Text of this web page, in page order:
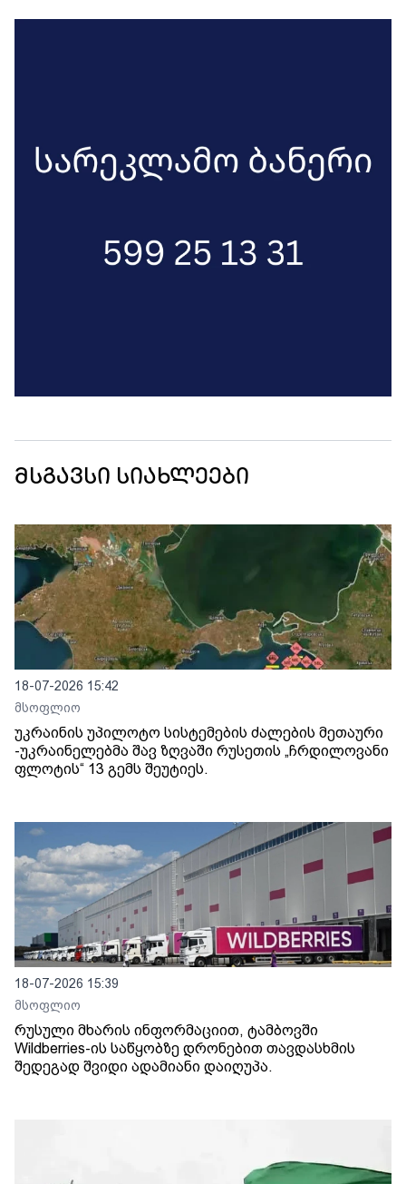
მსგავსი სიახლეები
18-07-2026 15:42
მსოფლიო
უკრაინის უპილოტო სისტემების ძალების მეთაური
-უკრაინელებმა შავ ზღვაში რუსეთის „ჩრდილოვანი
ფლოტის“ 13 გემს შეუტიეს.
18-07-2026 15:39
მსოფლიო
რუსული მხარის ინფორმაციით, ტამბოვში
Wildberries-ის საწყობზე დრონებით თავდასხმის
შედეგად შვიდი ადამიანი დაიღუპა.